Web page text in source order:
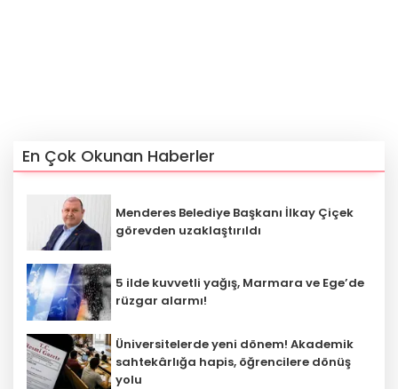
En Çok Okunan Haberler
Menderes Belediye Başkanı İlkay Çiçek
görevden uzaklaştırıldı
5 ilde kuvvetli yağış, Marmara ve Ege’de
rüzgar alarmı!
Üniversitelerde yeni dönem! Akademik
sahtekârlığa hapis, öğrencilere dönüş
yolu